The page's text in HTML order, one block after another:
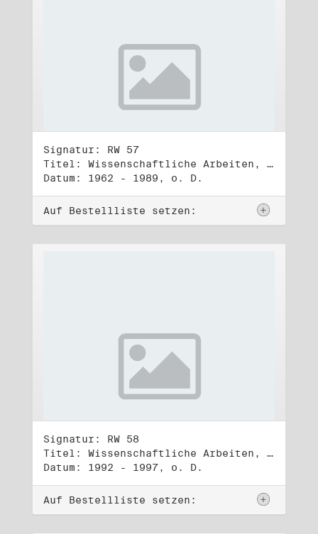
Signatur: RW 57
Titel: Wissenschaftliche Arbeiten, Studien und Manuskripte Dritter (1)
Datum: 1962 - 1989, o. D.
Auf Bestellliste setzen:
Signatur: RW 58
Titel: Wissenschaftliche Arbeiten, Studien und Manuskripte Dritter (2)
Datum: 1992 - 1997, o. D.
Auf Bestellliste setzen: